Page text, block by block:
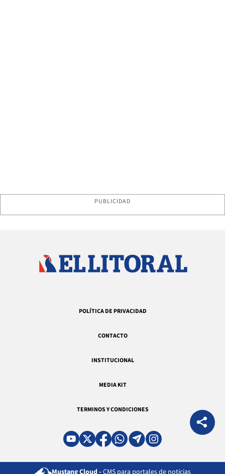
PUBLICIDAD
POLÍTICA DE PRIVACIDAD
CONTACTO
INSTITUCIONAL
MEDIA KIT
TERMINOS Y CONDICIONES